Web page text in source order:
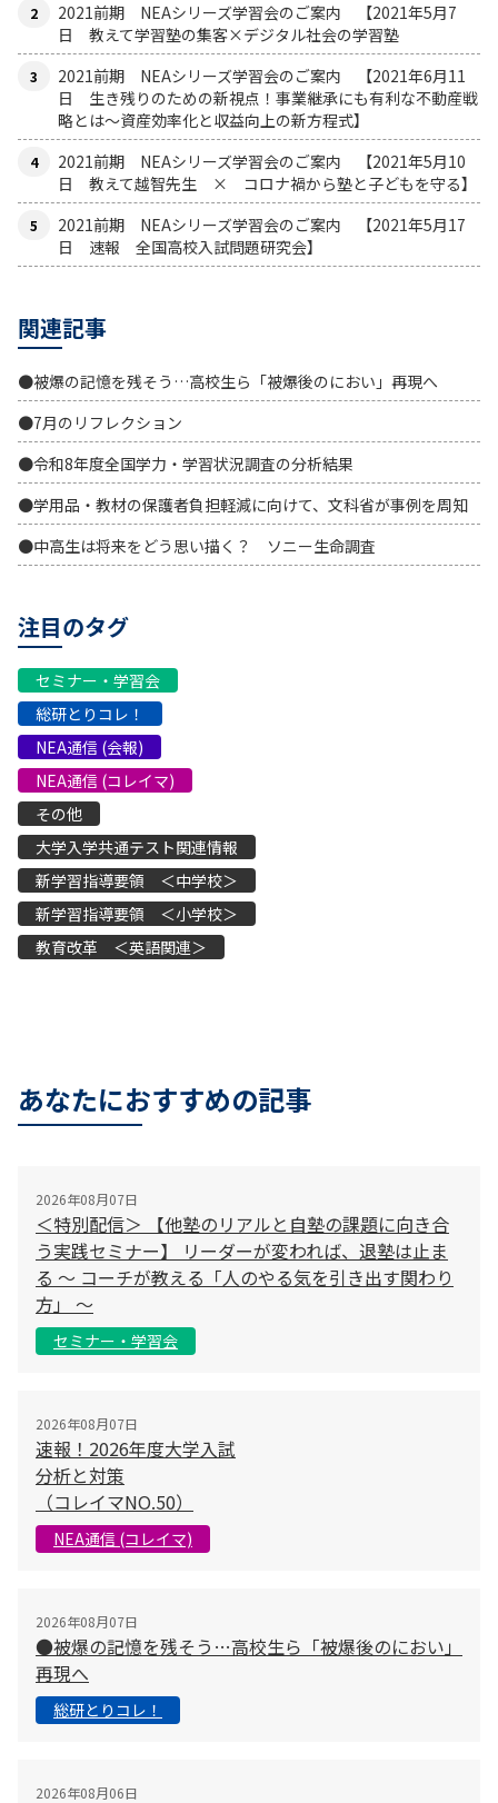
2021前期 NEAシリーズ学習会のご案内 【2021年5月7
日 教えて学習塾の集客×デジタル社会の学習塾
2021前期 NEAシリーズ学習会のご案内 【2021年6月11
日 生き残りのための新視点！事業継承にも有利な不動産戦
略とは〜資産効率化と収益向上の新方程式】
2021前期 NEAシリーズ学習会のご案内 【2021年5月10
日 教えて越智先生 × コロナ禍から塾と子どもを守る】
2021前期 NEAシリーズ学習会のご案内 【2021年5月17
日 速報 全国高校入試問題研究会】
関連記事
●被爆の記憶を残そう…高校生ら「被爆後のにおい」再現へ
●7月のリフレクション
●令和8年度全国学力・学習状況調査の分析結果
●学用品・教材の保護者負担軽減に向けて、文科省が事例を周知
●中高生は将来をどう思い描く？ ソニー生命調査
注目のタグ
セミナー・学習会
総研とりコレ！
NEA通信 (会報)
NEA通信 (コレイマ)
その他
大学入学共通テスト関連情報
新学習指導要領 ＜中学校＞
新学習指導要領 ＜小学校＞
教育改革 ＜英語関連＞
あなたにおすすめの記事
2026年08月07日
＜特別配信＞ 【他塾のリアルと自塾の課題に向き合
う実践セミナー】 リーダーが変われば、退塾は止ま
る 〜 コーチが教える「人のやる気を引き出す関わり
方」 〜
セミナー・学習会
2026年08月07日
速報！2026年度大学入試
分析と対策
（コレイマNO.50）
NEA通信 (コレイマ)
2026年08月07日
●被爆の記憶を残そう…高校生ら「被爆後のにおい」
再現へ
総研とりコレ！
2026年08月06日